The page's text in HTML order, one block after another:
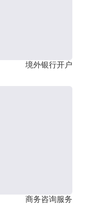
境外银行开户
商务咨询服务